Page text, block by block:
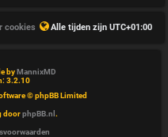
Alle tijden zijn UTC+01:00
cookies
byMannixMD
3.2.10
© phpBB Limited
doorphpBB.nl .